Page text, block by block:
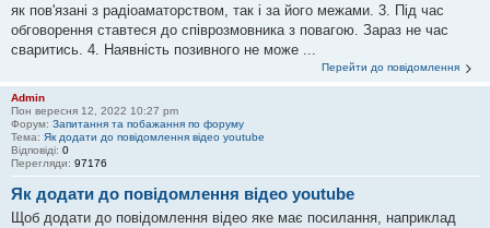
як пов'язані з радіоаматорством, так і за його межами. 3. Під час
обговорення ставтеся до співрозмовника з повагою. Зараз не час
сваритись. 4. Наявність позивного не може ...
Перейти до повідомлення
Admin
Пон вересня 12, 2022 10:27 pm
Форум: Запитання та побажання по форуму
Тема: Як додати до повідомлення відео youtube
Відповіді: 0
Перегляди: 97176
Як додати до повідомлення відео youtube
Щоб додати до повідомлення відео яке має посилання, наприклад